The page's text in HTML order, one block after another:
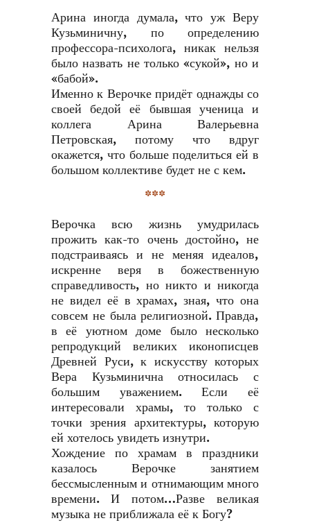
Арина иногда думала, что уж Веру
Кузьминичну, по определению
профессора-психолога, никак нельзя
было назвать не только «сукой», но и
«бабой».
Именно к Верочке придёт однажды со
своей бедой её бывшая ученица и
коллега Арина Валерьевна
Петровская, потому что вдруг
окажется, что больше поделиться ей в
большом коллективе будет не с кем.
***
Верочка всю жизнь умудрилась
прожить как-то очень достойно, не
подстраиваясь и не меняя идеалов,
искренне веря в божественную
справедливость, но никто и никогда
не видел её в храмах, зная, что она
совсем не была религиозной. Правда,
в её уютном доме было несколько
репродукций великих иконописцев
Древней Руси, к искусству которых
Вера Кузьминична относилась с
большим уважением. Если её
интересовали храмы, то только с
точки зрения архитектуры, которую
ей хотелось увидеть изнутри.
Хождение по храмам в праздники
казалось Верочке занятием
бессмысленным и отнимающим много
времени. И потом…Разве великая
музыка не приближала её к Богу?